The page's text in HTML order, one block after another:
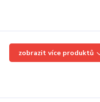
zobrazit více produktů